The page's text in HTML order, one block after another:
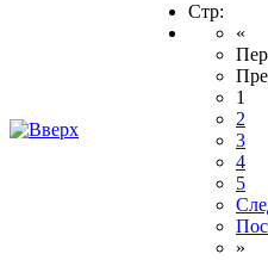
Стр:
«
1
2
3
4
5
»